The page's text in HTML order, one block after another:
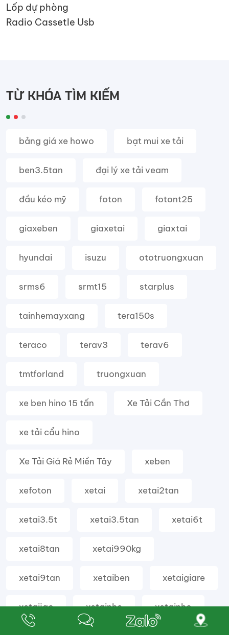
Lốp dự phòng
Radio Cassetle Usb
TỪ KHÓA TÌM KIẾM
bảng giá xe howo bạt mui xe tải
ben3.5tan đại lý xe tải veam
đầu kéo mỹ foton fotont25
giaxeben giaxetai giaxtai
hyundai isuzu ototruongxuan
srms6 srmt15 starplus
tainhemayxang tera150s
teraco terav3 terav6
tmtforland truongxuan
xe ben hino 15 tấn Xe Tải Cần Thơ
xe tải cẩu hino
Xe Tải Giá Rẻ Miền Tây xeben
xefoton xetai xetai2tan
xetai3.5t xetai3.5tan xetai6t
xetai8tan xetai990kg
xetai9tan xetaiben xetaigiare
xetaijac xetainhe xetainho